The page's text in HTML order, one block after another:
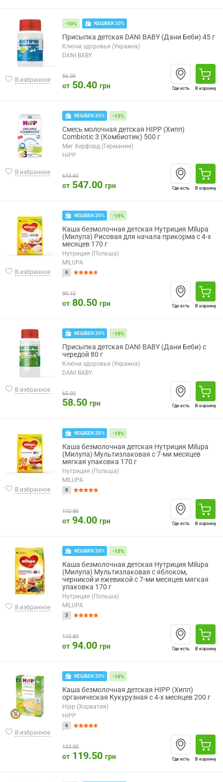
В избранное
-10% КЕШБЕК 20%
Присыпка детская DANI BABY (Дани Беби) 45 г
Ключи здоровья (Украина)
DANI BABY
56.00
от 50.40 грн Где есть В корзину
В избранное
КЕШБЕК 20% -15%
Смесь молочная детская HIPP (Хипп)
Combiotic 3 (Комбиотик) 500 г
Миг Херфорд (Германия)
HiPP
643.60
от 547.00 грн Где есть В корзину
В избранное
КЕШБЕК 20% -15%
Каша безмолочная детская Нутриция Milupa
(Милупа) Рисовая для начала прикорма с 4-х
месяцев 170 г
Нутриция (Польша)
MILUPA
6
99.10
от 80.50 грн Где есть В корзину
В избранное
КЕШБЕК 20% -10%
Присыпка детская DANI BABY (Дани Беби) с
чередой 80 г
Ключи здоровья (Украина)
DANI BABY
65.00
58.50 грн Где есть В корзину
В избранное
КЕШБЕК 20% -15%
Каша безмолочная детская Нутриция Milupa
(Милупа) Мультизлаковая с 7-ми месяцев
мягкая упаковка 170 г
Нутриция (Польша)
MILUPA
8
110.80
от 94.00 грн Где есть В корзину
В избранное
КЕШБЕК 20% -15%
Каша безмолочная детская Нутриция Milupa
(Милупа) Мультизлаковая с яблоком,
черникой и ежевикой с 7-ми месяцев мягкая
упаковка 170 г
Нутриция (Польша)
MILUPA
3
110.80
от 94.00 грн Где есть В корзину
В избранное
КЕШБЕК 20% -10%
Каша безмолочная детская HIPP (Хипп)
органическая Кукурузная с 4-х месяцев 200 г
Hipp (Хорватия)
HiPP
6
133.00
от 119.50 грн Где есть В корзину